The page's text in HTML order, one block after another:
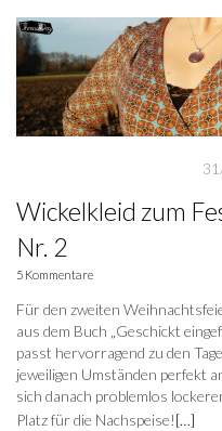
Wickelkleid zum
Nr. 2
5 Kommentare
Für den zweiten
aus dem Buch „Geschickt
passt hervorragend zu den
jeweiligen Umständen perfekt
sich danach problemlos
Platz für die Nachspeise![…]